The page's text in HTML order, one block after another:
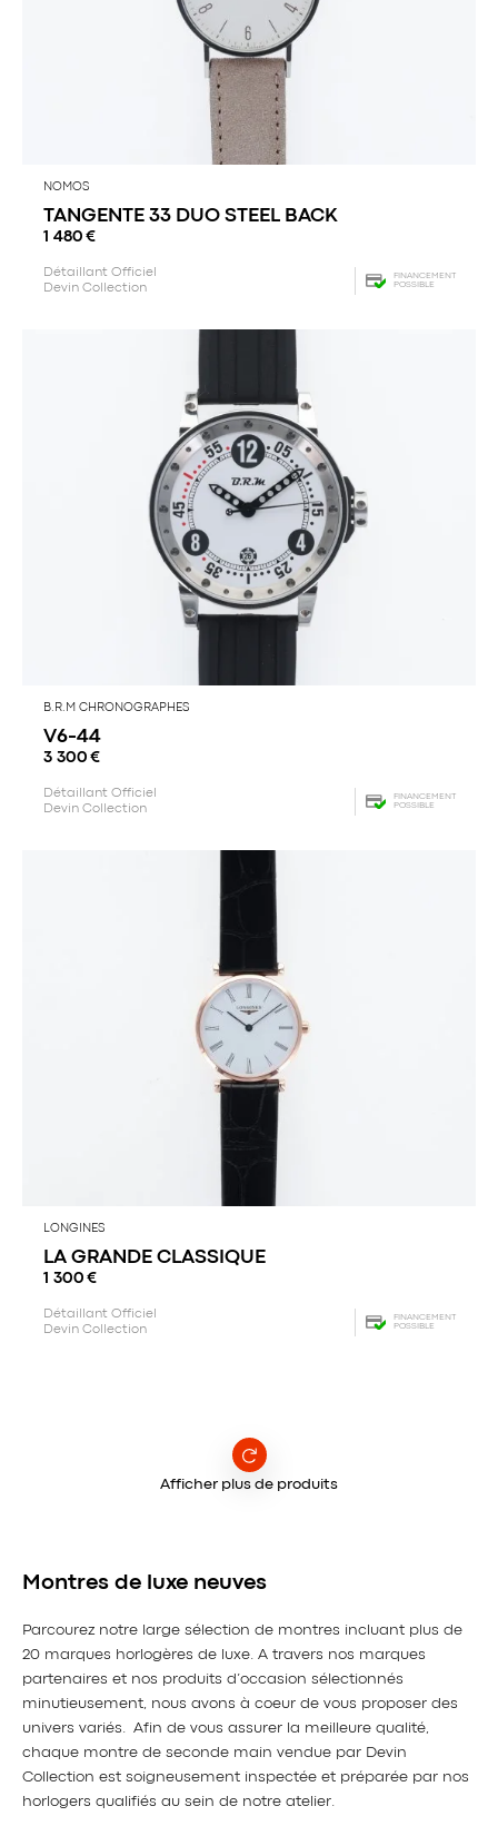
NOMOS
TANGENTE 33 DUO STEEL BACK
1 480 €
Détaillant Officiel
Devin Collection
FINANCEMENT
POSSIBLE
B.R.M CHRONOGRAPHES
V6-44
3 300 €
Détaillant Officiel
Devin Collection
FINANCEMENT
POSSIBLE
LONGINES
LA GRANDE CLASSIQUE
1 300 €
Détaillant Officiel
Devin Collection
FINANCEMENT
POSSIBLE
Afficher plus de produits
Montres de luxe neuves
Parcourez notre large sélection de montres incluant plus de
20 marques horlogères de luxe. A travers nos marques
partenaires et nos produits d’occasion sélectionnés
minutieusement, nous avons à coeur de vous proposer des
univers variés. Afin de vous assurer la meilleure qualité,
chaque montre de seconde main vendue par Devin
Collection est soigneusement inspectée et préparée par nos
horlogers qualifiés au sein de notre atelier.